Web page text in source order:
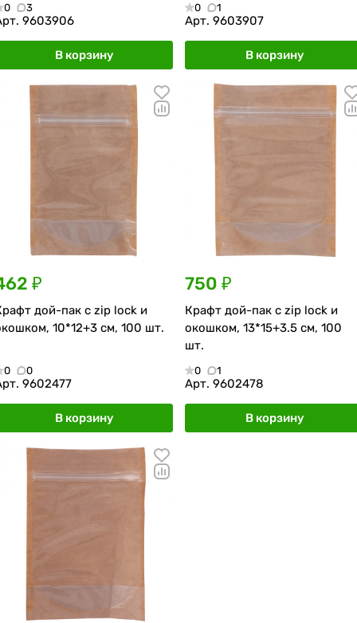
0 3
9603906
В корзину
0 1
Арт. 9603907
В корзину
₽
дой-пак с zip lock и
10*12+3 см, 100 шт.
0 0
9602477
В корзину
750 ₽
Крафт дой-пак с zip lock и
окошком, 13*15+3.5 см, 100
шт.
0 1
Арт. 9602478
В корзину